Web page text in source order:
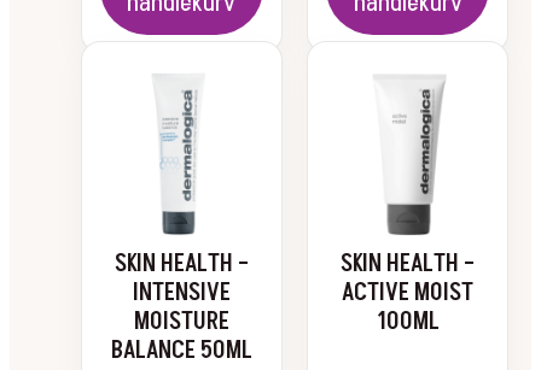
SKIN HEALTH –
INTENSIVE
MOISTURE
BALANCE 50ML
SKIN HEALTH –
ACTIVE MOIST
100ML